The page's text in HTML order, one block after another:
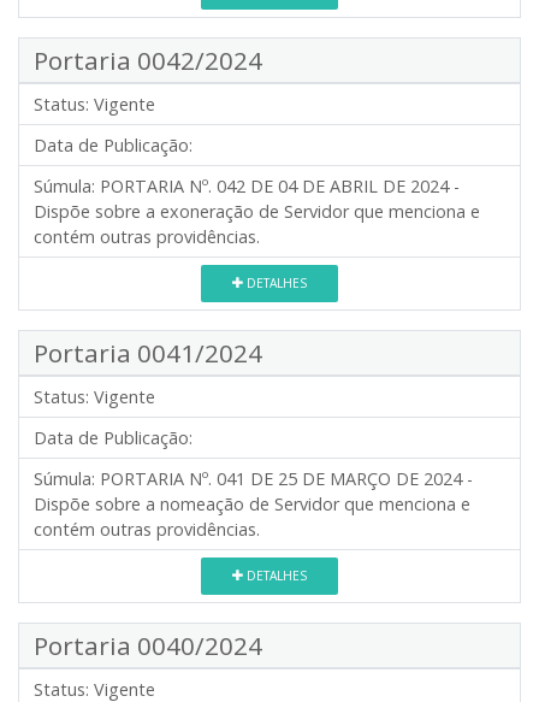
Portaria 0042/2024
Status: Vigente
Data de Publicação:
Súmula: PORTARIA Nº. 042 DE 04 DE ABRIL DE 2024 -
Dispõe sobre a exoneração de Servidor que menciona e
contém outras providências.
DETALHES
Portaria 0041/2024
Status: Vigente
Data de Publicação:
Súmula: PORTARIA Nº. 041 DE 25 DE MARÇO DE 2024 -
Dispõe sobre a nomeação de Servidor que menciona e
contém outras providências.
DETALHES
Portaria 0040/2024
Status: Vigente